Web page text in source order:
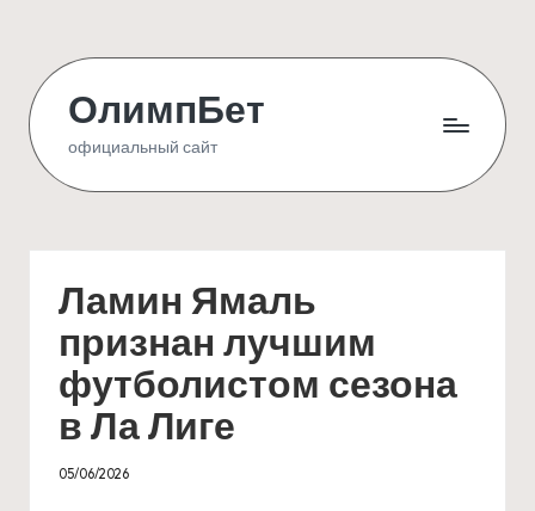
content
ОлимпБет
официальный сайт
Ламин Ямаль
признан лучшим
футболистом сезона
в Ла Лиге
05/06/2026